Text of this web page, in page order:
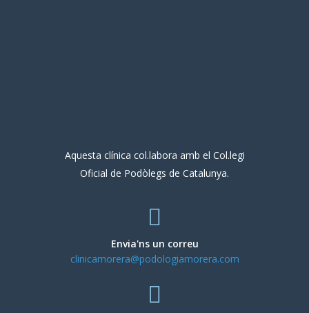
Aquesta clínica col.labora amb el Col.legi
Oficial de Podòlegs de Catalunya.
Envia'ns un correu
clinicamorera@podologiamorera.com